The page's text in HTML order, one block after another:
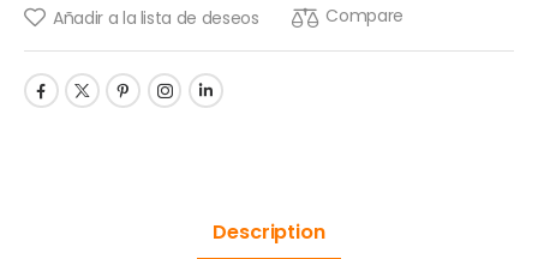
Añadir a la lista de deseos Compare
Description